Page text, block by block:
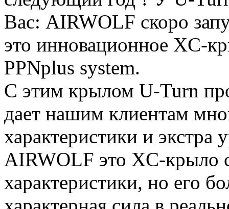
Вас: AIRWOLF скоро
это инновационное XC-
PPNplus system.
С этим крылом U-Turn
дает нашим клиентам
характеристики и экстра
AIRWOLF это XC-крыло
характеристики, но его